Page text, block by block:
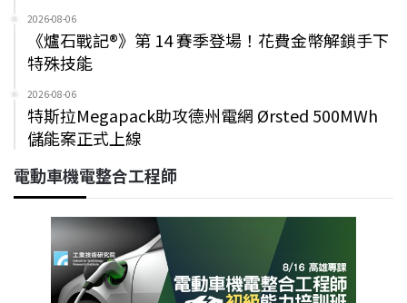
2026-08-06
《爐石戰記®》第 14 賽季登場！花費金幣解鎖手下
特殊技能
2026-08-06
特斯拉Megapack助攻德州電網 Ørsted 500MWh
儲能案正式上線
電動車機電整合工程師